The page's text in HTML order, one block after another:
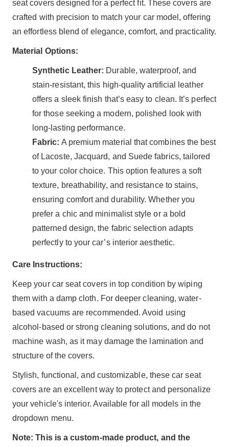
seat covers designed for a perfect fit. These covers are
crafted with precision to match your car model, offering
an effortless blend of elegance, comfort, and practicality.
Material Options:
Synthetic Leather: Durable, waterproof, and
stain-resistant, this high-quality artificial leather
offers a sleek finish that’s easy to clean. It’s perfect
for those seeking a modern, polished look with
long-lasting performance.
Fabric: A premium material that combines the best
of Lacoste, Jacquard, and Suede fabrics, tailored
to your color choice. This option features a soft
texture, breathability, and resistance to stains,
ensuring comfort and durability. Whether you
prefer a chic and minimalist style or a bold
patterned design, the fabric selection adapts
perfectly to your car’s interior aesthetic.
Care Instructions:
Keep your car seat covers in top condition by wiping
them with a damp cloth. For deeper cleaning, water-
based vacuums are recommended. Avoid using
alcohol-based or strong cleaning solutions, and do not
machine wash, as it may damage the lamination and
structure of the covers.
Stylish, functional, and customizable, these car seat
covers are an excellent way to protect and personalize
your vehicle's interior. Available for all models in the
dropdown menu.
Note: This is a custom-made product, and the